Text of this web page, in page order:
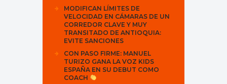
MODIFICAN LÍMITES DE
VELOCIDAD EN CÁMARAS DE UN
CORREDOR CLAVE Y MUY
TRANSITADO DE ANTIOQUIA:
EVITE SANCIONES
CON PASO FIRME: MANUEL
TURIZO GANA LA VOZ KIDS
ESPAÑA EN SU DEBUT COMO
COACH